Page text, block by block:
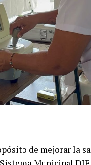
de mejorar la
Municipal DIF